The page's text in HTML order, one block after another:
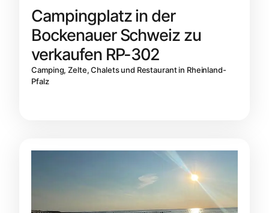
Campingplatz in der
Bockenauer Schweiz zu
verkaufen RP-302
Camping, Zelte, Chalets und Restaurant in Rheinland-
Pfalz